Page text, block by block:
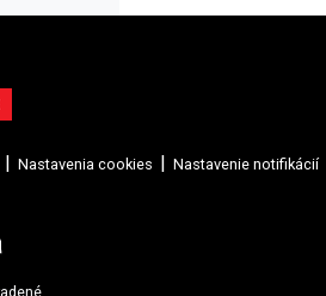
Nastavenia cookies Nastavenie notifikácií